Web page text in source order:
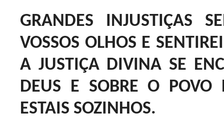
GRANDES INJUSTIÇAS
VOSSOS OLHOS E
A JUSTIÇA DIVINA SE
DEUS E SOBRE O
ESTAIS SOZINHOS.